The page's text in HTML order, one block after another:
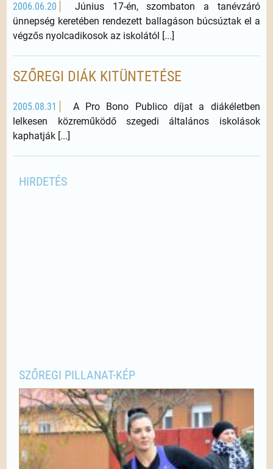
2006.06.20
Június 17-én, szombaton a tanévzáró
ünnepség keretében rendezett ballagáson búcsúztak el a
végzős nyolcadikosok az iskolától [...]
SZŐREGI DIÁK KITÜNTETÉSE
2005.08.31
A Pro Bono Publico díjat a diákéletben
lelkesen közreműködő szegedi általános iskolások
kaphatják [...]
HIRDETÉS
SZŐREGI PILLANAT-KÉP